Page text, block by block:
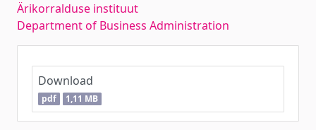
Ärikorralduse instituut
Department of Business Administration
Download
pdf 1,11 MB